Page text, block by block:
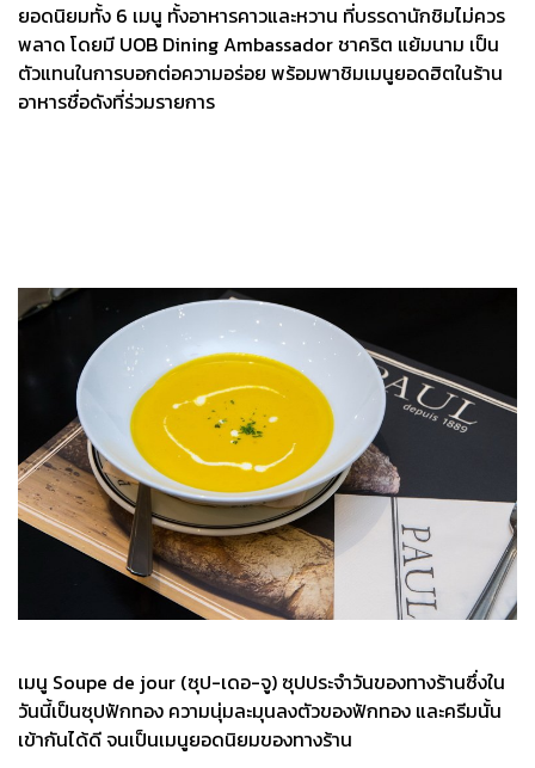
ยอดนิยมทั้ง 6 เมนู ทั้งอาหารคาวและหวาน ที่บรรดานักชิมไม่ควร
พลาด โดยมี UOB Dining Ambassador ชาคริต แย้มนาม เป็น
ตัวแทนในการบอกต่อความอร่อย พร้อมพาชิมเมนูยอดฮิตในร้าน
อาหารชื่อดังที่ร่วมรายการ
เมนู Soupe de jour (ซุป-เดอ-จู) ซุปประจำวันของทางร้านซึ่งใน
วันนี้เป็นซุปฟักทอง ความนุ่มละมุนลงตัวของฟักทอง และครีมนั้น
เข้ากันได้ดี จนเป็นเมนูยอดนิยมของทางร้าน